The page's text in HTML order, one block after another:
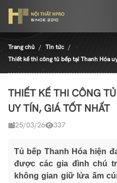
Trang chủ
Tin tức
Thiết kế thi công tủ bếp tại Thanh Hóa
THIẾT KẾ THI CÔNG
UY TÍN, GIÁ TỐT NHẤT
25/03/26 337
Tủ bếp Thanh Hóa hiện
được các gia đình chú
không gian giữ lửa ấm